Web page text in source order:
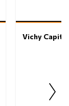
Vichy